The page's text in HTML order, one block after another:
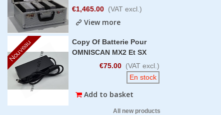
€1,465.00 (VAT excl.)
View more
Nouveau
Copy Of Batterie Pour
OMNISCAN MX2 Et SX
€75.00 (VAT excl.)
En stock
Add to basket
All new products